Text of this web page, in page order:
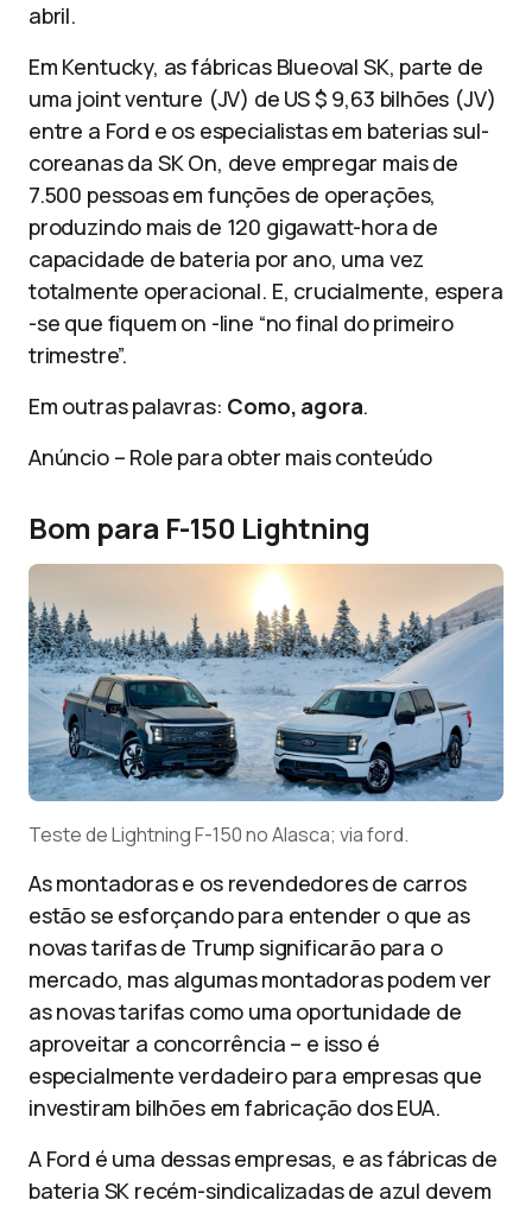
abril.
Em Kentucky, as fábricas Blueoval SK, parte de
uma joint venture (JV) de US $ 9,63 bilhões (JV)
entre a Ford e os especialistas em baterias sul-
coreanas da SK On, deve empregar mais de
7.500 pessoas em funções de operações,
produzindo mais de 120 gigawatt-hora de
capacidade de bateria por ano, uma vez
totalmente operacional. E, crucialmente, espera
-se que fiquem on -line “no final do primeiro
trimestre”.
Em outras palavras: Como, agora.
Anúncio – Role para obter mais conteúdo
Bom para F-150 Lightning
Teste de Lightning F-150 no Alasca; via ford.
As montadoras e os revendedores de carros
estão se esforçando para entender o que as
novas tarifas de Trump significarão para o
mercado, mas algumas montadoras podem ver
as novas tarifas como uma oportunidade de
aproveitar a concorrência – e isso é
especialmente verdadeiro para empresas que
investiram bilhões em fabricação dos EUA.
A Ford é uma dessas empresas, e as fábricas de
bateria SK recém-sindicalizadas de azul devem